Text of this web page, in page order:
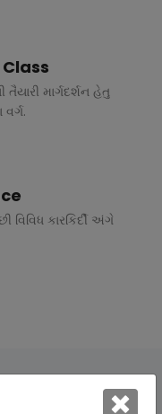
તૈયારી માર્ગદર્શન હેતુ
કારકિર્દી અંગે